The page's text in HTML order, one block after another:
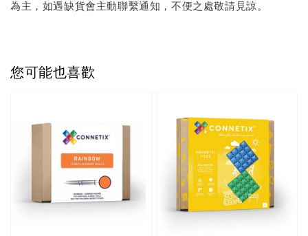
為主，如遇缺貨會主動聯繫通知，不便之處敬請見諒。
您可能也喜歡